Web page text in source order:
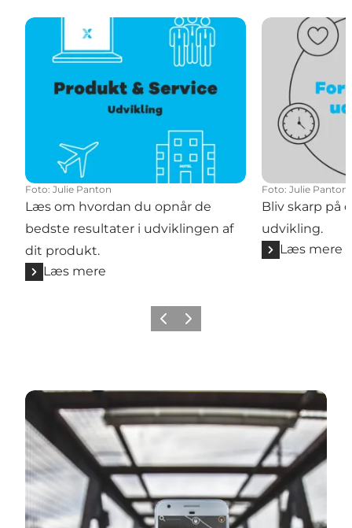
Foto: Julie Panton
Læs om hvordan du opnår de
bedste resultater i udviklingen af
dit produkt.
Læs mere
Foto: Julie Panton
Bliv skarp på
udvikling.
Læs mere
ForrigeNæste
Lyt til podcast